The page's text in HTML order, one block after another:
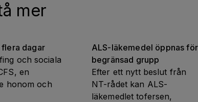
mer
flera dagar
och sociala
en
honom och
ALS-läkemedel öppnas för
begränsad grupp
Efter ett nytt beslut från
NT-rådet kan ALS-
läkemedlet tofersen,